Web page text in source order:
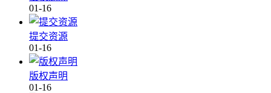
01-16
提交资源
01-16
版权声明
01-16